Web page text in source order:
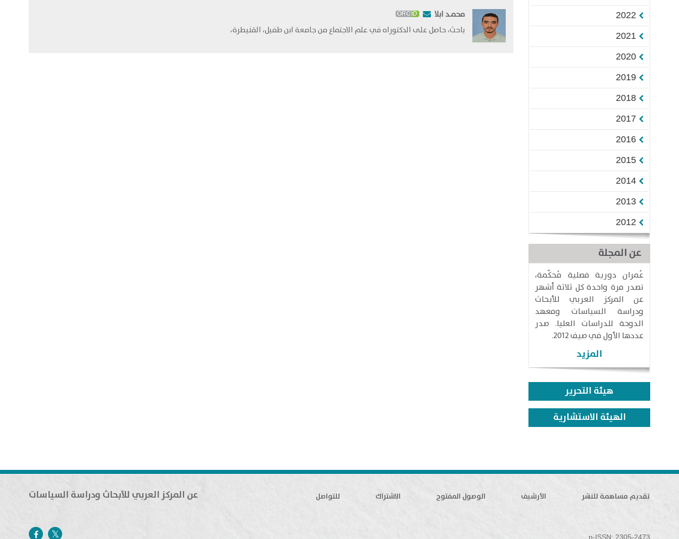
محمـد ابلا
باحث، حاصل على الدكتوراه في علم الاجتماع من جامعة ابن طفيل، القنيطرة،
2022
2021
2020
2019
2018
2017
2016
2015
2014
2013
2012
عن المجلة
عُمران دورية فصلية مُحكّمة،
تصدر مرة واحدة كل ثلاثة أشهر
عن المركز العربي للأبحاث
ودراسة السياسات ومعهد
الدوحة للدراسات العليا. صدر
عددها الأول في صيف 2012.
المزيد
هيئة التحرير
الهيئة الاستشارية
تقديم مساهمة للنشر الأرشيف الوصول المفتوح الاشتراك للتواصل عن المركز العربي للأبحاث ودراسة السياسات
p-ISSN: 2305-2473